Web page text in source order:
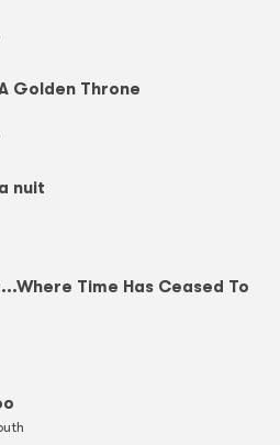
Golden Throne
nuit
Time Has Ceased To